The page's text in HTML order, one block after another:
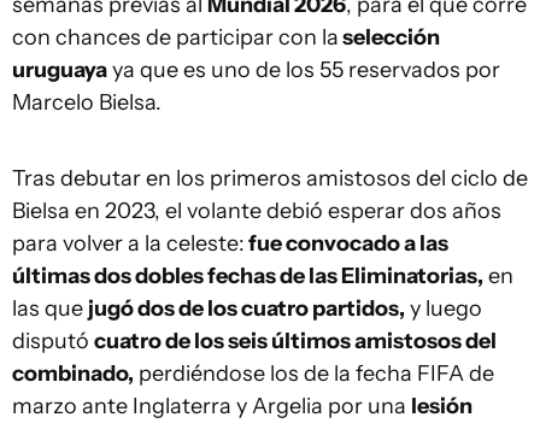
con chances de participar con laselección
uruguayaya que es uno de los 55 reservados por
Marcelo Bielsa.
Tras debutar en los primeros amistosos del ciclo de
Bielsa en 2023, el volante debió esperar dos años
para volver a la celeste:fue convocado a las
últimas dos dobles fechas de las Eliminatorias, en
las que jugó dos de los cuatro partidos, y luego
disputó cuatro de los seis últimos amistosos del
combinado, perdiéndose los de la fecha FIFA de
marzo ante Inglaterra y Argelia por una lesión